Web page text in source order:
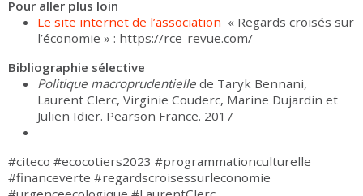
Pour aller plus loin
Le site internet de l’association « Regards croisés sur
l’économie » : https://rce-revue.com/
Bibliographie sélective
Politique macroprudentielle de Taryk Bennani,
Laurent Clerc, Virginie Couderc, Marine Dujardin et
Julien Idier. Pearson France. 2017
#citeco #ecocotiers2023 #programmationculturelle
#financeverte #regardscroisessurleconomie